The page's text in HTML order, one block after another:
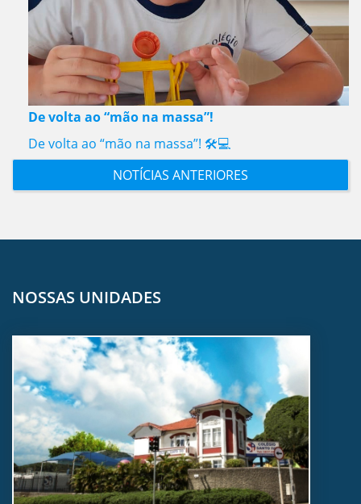
De volta ao “mão na massa”!
De volta ao “mão na massa”! 🛠️💻
NOTÍCIAS ANTERIORES
NOSSAS UNIDADES